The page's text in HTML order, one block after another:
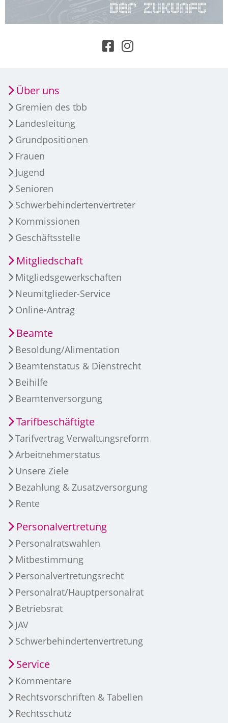
Über uns
Gremien des tbb
Landesleitung
Grundpositionen
Frauen
Jugend
Senioren
Schwerbehindertenvertreter
Kommissionen
Geschäftsstelle
Mitgliedschaft
Mitgliedsgewerkschaften
Neumitglieder-Service
Online-Antrag
Beamte
Besoldung/Alimentation
Beamtenstatus & Dienstrecht
Beihilfe
Beamtenversorgung
Tarifbeschäftigte
Tarifvertrag Verwaltungsreform
Arbeitnehmerstatus
Unsere Ziele
Bezahlung & Zusatzversorgung
Rente
Personalvertretung
Personalratswahlen
Mitbestimmung
Personalvertretungsrecht
Personalrat/Hauptpersonalrat
Betriebsrat
JAV
Schwerbehindertenvertretung
Service
Kommentare
Rechtsvorschriften & Tabellen
Rechtsschutz